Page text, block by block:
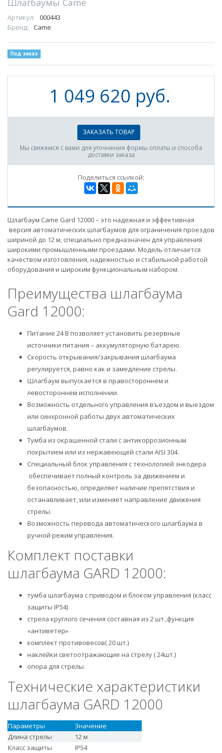
Артикул:
000443
Бренд:
Came
Под заказ
1 049 620 руб.
ЗАКАЗАТЬ ТОВАР
Мы свяжемся с вами для уточнения формы оплаты и способа
доставки заказа
Поделиться ссылкой:
Шлагбаум Came Gard 12000 – это надежная и эффективная
версия автоматических шлагбаумов для ограничения проездов
шириной до 12 м, специально предназначен для управления
широкими промышленными проездами. Модель отличается
качеством изготовления, надежностью и стабильной работой
оборудования и широким функциональным набором.
Преимущества шлагбаума
Gard 12000:
Питание 24 В позволяет установить резервные
источники питания – аккумуляторную батарею.
Скорость открывания/закрывания шлагбаума
регулируется, равно как и замедление стрелы.
Шлагбаум выпускается в правостороннем и
левостороннем исполнении.
Возможность отдельного управления въездом и выездом
или синхронной работы двух автоматических
шлагбаумов.
Тумба из окрашенной стали с антикоррозионным
покрытием или из нержавеющей стали AISI 304.
Специальный блок управления с технологией энкодера
обеспечивает полный контроль за движением и
безопасностью, определяет наличие препятствия и
останавливает, или изменяет направление движения
стрелы.
Возможность перевода автоматического шлагбаума в
ручной режим управления.
Комплект поставки
шлагбаума GARD 12000:
тумба шлагбаума с приводом и блоком управления (класс
защиты IP54)
стрела круглого сечения составная из 2 шт.,функция
«антиветер»
комплект противовесов( 20 шт.)
наклейки светоотражающие на стрелу ( 24шт.)
опора для стрелы.
Технические характеристики
шлагбаума GARD 12000
Параметры
Значение
Длина стрелы
12 м
Класс защиты
IP54